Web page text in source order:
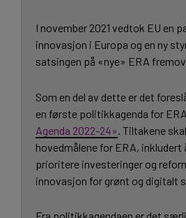
I november 2021 vedtok EU en
innovasjon i Europa og en ny
satsingen på «nye» ERA
Som en del av dette er det
en første politikkagenda for
Agenda 2022-24» . Tiltakene
hovedmålene for ERA, inkludert
prioritere investeringer og
innovasjon for grønt og digitalt